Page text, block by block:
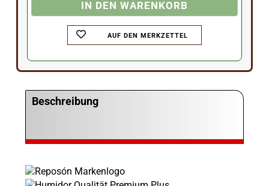
AUF DEN MERKZETTEL
Beschreibung